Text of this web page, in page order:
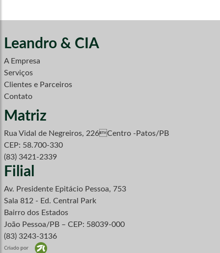
Leandro & CIA
A Empresa
Serviços
Clientes e Parceiros
Contato
Matriz
Rua Vidal de Negreiros, 226Centro -Patos/PB
CEP: 58.700-330
(83) 3421-2339
Filial
Av. Presidente Epitácio Pessoa, 753
Sala 812 - Ed. Central Park
Bairro dos Estados
João Pessoa/PB – CEP: 58039-000
(83) 3243-3136